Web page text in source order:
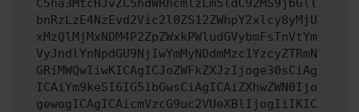
C5ha3MtcHJvZC5hdWRhcmlzLm5ldC92MS9jbGll
bnRzLzE4NzEvd2Vic2l0ZS12ZWhpY2xlcy8yMjU
xMzQlMjMxNDM4P2ZpZWxkPWludGVybmFsTnVtYm
VyJndlYnNpdGU9NjIwYmMyNDdmMzc1YzcyZTRmN
GRiMWQwIiwKICAgICJoZWFkZXJzIjoge30sCiAg
ICAiYm9keSI6IG51bGwsCiAgICAiZXhwZWN0Ijo
gewogICAgICAicmVzcG9uc2VUeXBlIjogIiIKIC